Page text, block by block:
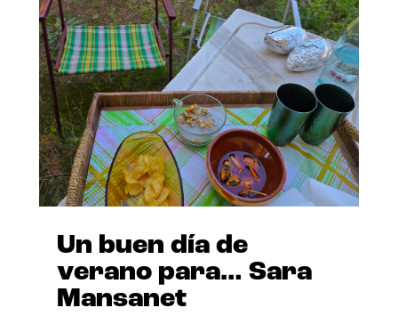
Un buen día de
verano para… Sara
Mansanet